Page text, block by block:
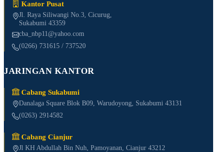
Kantor Pusat
Jl. Raya Siliwangi No.3, Cicurug,
Sukabumi 43359
cba_nbp11@yahoo.com
(0266) 731615 / 737520
JARINGAN KANTOR
Cabang Sukabumi
Danalaga Square Blok B09, Warudoyong, Sukabumi 43131
(0263) 2914582
Cabang Cianjur
Jl KH Abdullah Bin Nuh, Pamoyanan, Cianjur 43212